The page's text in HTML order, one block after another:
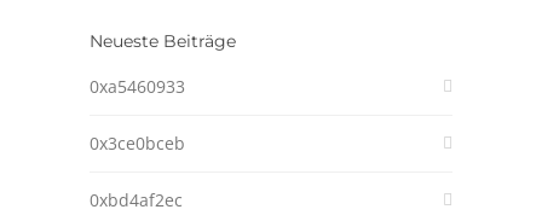
Neueste Beiträge
0xa5460933
0x3ce0bceb
0xbd4af2ec